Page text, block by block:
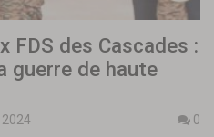
FDS des Cascades :
guerre de haute
0